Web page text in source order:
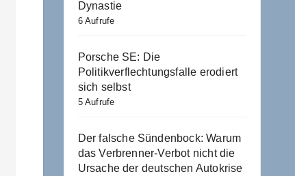
Dynastie
6 Aufrufe
Porsche SE: Die
Politikverflechtungsfalle erodiert
sich selbst
5 Aufrufe
Der falsche Sündenbock: Warum
das Verbrenner-Verbot nicht die
Ursache der deutschen Autokrise